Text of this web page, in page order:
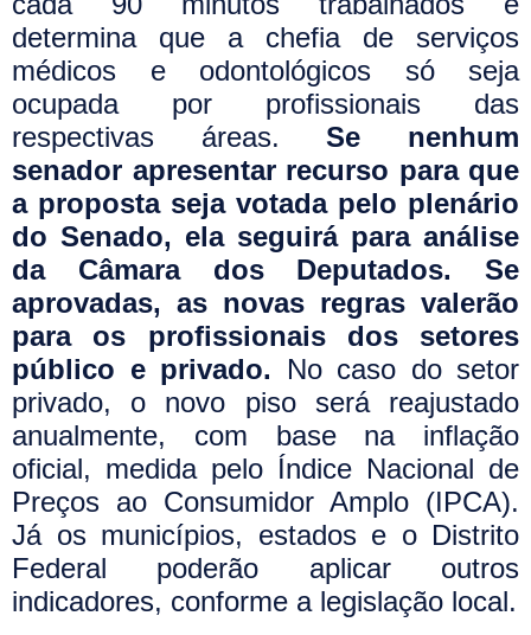
determina que a chefia de serviços
médicos e odontológicos só seja
ocupada por profissionais das
respectivas áreas.Se nenhum
senador apresentar recurso para que
a proposta seja votada pelo plenário
do Senado, ela seguirá para análise
da Câmara dos Deputados. Se
aprovadas, as novas regras valerão
para os profissionais dos setores
público e privado. No caso do setor
privado, o novo piso será reajustado
anualmente, com base na inflação
oficial, medida pelo Índice Nacional de
Preços ao Consumidor Amplo (IPCA).
Já os municípios, estados e o Distrito
Federal poderão aplicar outros
indicadores, conforme a legislação local.